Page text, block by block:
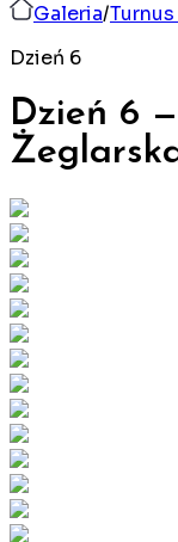
Galeria/
Dzień 6
Dzień 6 —